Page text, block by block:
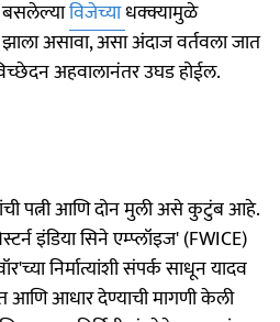
बसलेल्याविजेच्याधक्क्यामुळे
असावा, असा अंदाज वर्तवला जात
अहवालानंतर उघड होईल.
पत्नी आणि दोन मुली असे कुटुंब आहे.
इंडिया सिने एम्प्लॉइज' (FWICE)
निर्मात्यांशी संपर्क साधून यादव
आणि आधार देण्याची मागणी केली